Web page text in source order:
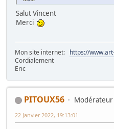
Salut Vincent
Merci
Mon site internet: https://
Cordialement
Eric
PITOUX56
Modérateur
22 Janvier 2022, 19:13:01